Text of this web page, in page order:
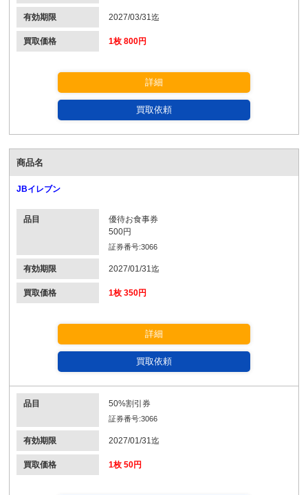
有効期限 2027/03/31迄
買取価格 1枚 800円
詳細
買取依頼
商品名
JBイレブン
品目
優待お食事券
500円
証券番号:3066
有効期限 2027/01/31迄
買取価格 1枚 350円
詳細
買取依頼
品目 50%割引券
証券番号:3066
有効期限 2027/01/31迄
買取価格 1枚 50円